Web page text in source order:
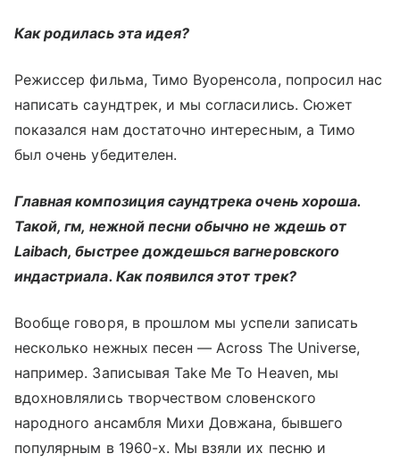
Как родилась эта идея?
Режиссер фильма, Тимо Вуоренсола, попросил нас
написать саундтрек, и мы согласились. Сюжет
показался нам достаточно интересным, а Тимо
был очень убедителен.
Главная композиция саундтрека очень хороша.
Такой, гм, нежной песни обычно не ждешь от
Laibach, быстрее дождешься вагнеровского
индастриала. Как появился этот трек?
Вообще говоря, в прошлом мы успели записать
несколько нежных песен — Across The Universe,
например. Записывая Take Me To Heaven, мы
вдохновлялись творчеством словенского
народного ансамбля Михи Довжана, бывшего
популярным в 1960-х. Мы взяли их песню и